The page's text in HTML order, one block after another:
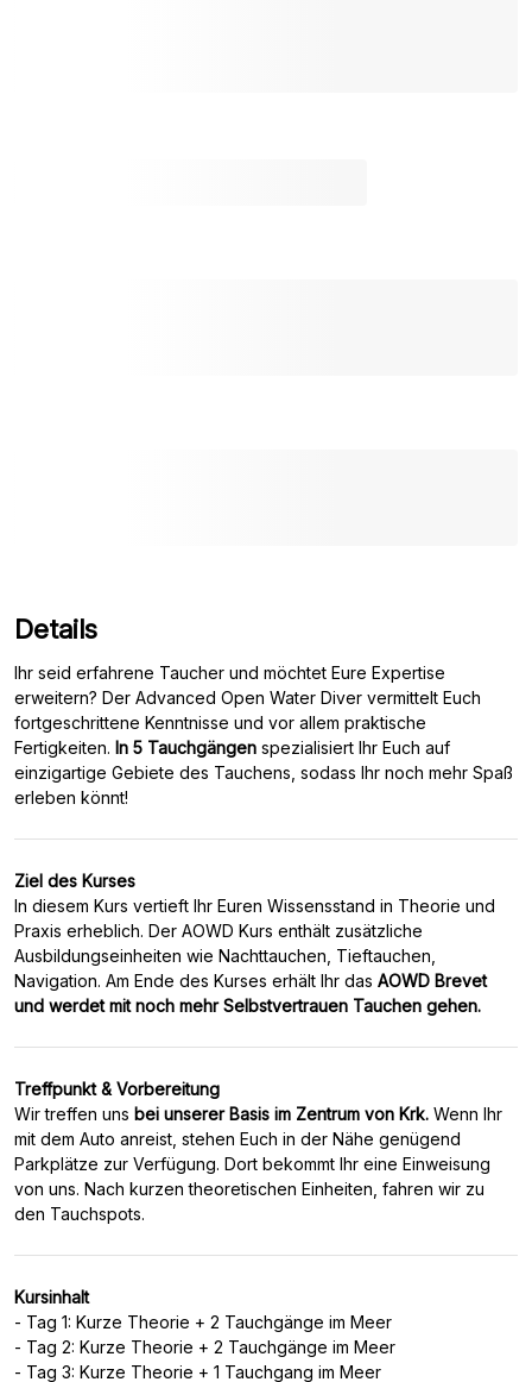
Details
Ihr seid erfahrene Taucher und möchtet Eure Expertise
erweitern? Der Advanced Open Water Diver vermittelt Euch
fortgeschrittene Kenntnisse und vor allem praktische
Fertigkeiten. In 5 Tauchgängen spezialisiert Ihr Euch auf
einzigartige Gebiete des Tauchens, sodass Ihr noch mehr Spaß
Ziel des Kurses
In diesem Kurs vertieft Ihr Euren Wissensstand in Theorie und
Praxis erheblich. Der AOWD Kurs enthält zusätzliche
Ausbildungseinheiten wie Nachttauchen, Tieftauchen,
Navigation. Am Ende des Kurses erhält Ihr das AOWD Brevet
und werdet mit noch mehr Selbstvertrauen Tauchen gehen.
Treffpunkt & Vorbereitung
Wir treffen uns bei unserer Basis im Zentrum von Krk. Wenn Ihr
mit dem Auto anreist, stehen Euch in der Nähe genügend
Parkplätze zur Verfügung. Dort bekommt Ihr eine Einweisung
von uns. Nach kurzen theoretischen Einheiten, fahren wir zu
Kursinhalt
- Tag 1: Kurze Theorie + 2 Tauchgänge im Meer
- Tag 2: Kurze Theorie + 2 Tauchgänge im Meer